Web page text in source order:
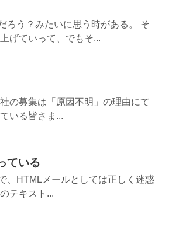
ろう？みたいに思う時がある。 そ
げていって、でもそ...
の募集は「原因不明」の理由にて
いる皆さま...
ている
、HTMLメールとしては正しく迷惑
テキスト...